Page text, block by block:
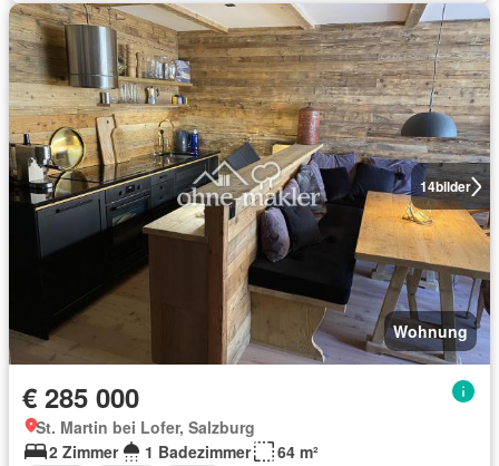
14bilder
Wohnung
€ 285 000
St. Martin bei Lofer, Salzburg
2 Zimmer
1 Badezimmer
64 m²